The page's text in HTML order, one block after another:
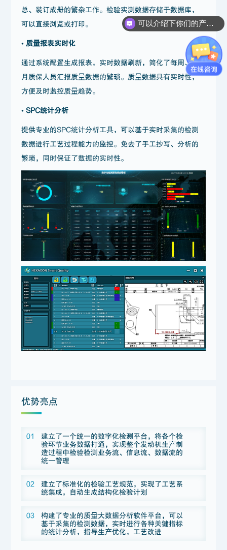
总、装订成册的繁杂工作。检验实测数据存储于数据库，
可以直接浏览或打印。
• 质量报表实时化
通过系统配置生成报表，实时数据刷新，简化了每周、每
月质保人员汇报质量数据的繁琐。质量数据具有实时性，
方便及时监控质量趋势。
• SPC统计分析
提供专业的SPC统计分析工具，可以基于实时采集的检测
数据进行工艺过程能力的监控。免去了手工抄写、分析的
繁琐，同时保证了数据的实时性。
优势亮点
01
建立了一个统一的数字化检测平台，将各个检
验环节业务数据打通，实现整个发动机生产制
造过程中检验检测业务流、信息流、数据流的
统一管理
02
建立了标准化的检验工艺规范，实现了工艺系
统集成，自动生成结构化检验计划
03
构建了专业的质量大数据分析软件平台，可以
基于采集的检测数据，实时进行各种关键指标
的统计分析，指导生产优化，工艺改进
可以介绍下你们的产品么？